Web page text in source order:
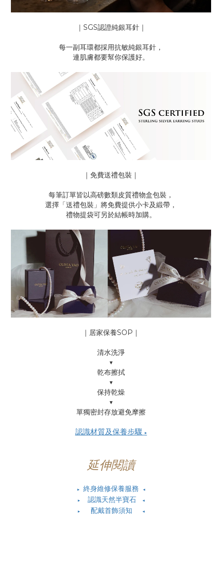
｜SGS認證純銀耳針｜
每一副耳環都採用抗敏純銀耳針，
連肌膚都要幫你保護好。
｜免費送禮包裝｜
每筆訂單皆以高磅數類皮質禮物盒包裝，
選擇「送禮包裝」將免費提供小卡及緞帶，
禮物提袋可另於結帳時加購。
｜居家保養SOP｜
清水洗淨
▼
乾布擦拭
▼
保持乾燥
▼
單獨密封存放避免摩擦
認識材質及保養步驟 ▶
延伸閱讀
▶ 終身維修保養服務
◀
▶ 認識天然半寶石
◀
▶ 配戴首飾須知 ◀